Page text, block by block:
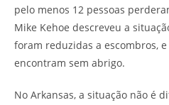
pelo menos 12 pessoas
Mike Kehoe descreveu a
foram reduzidas a escombros,
encontram sem abrigo.
No Arkansas, a situação não é